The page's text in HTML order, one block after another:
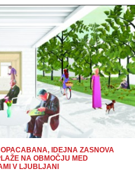
IDEJNA ZASNOVA
NA OBMOČJU MED
V LJUBLJANI